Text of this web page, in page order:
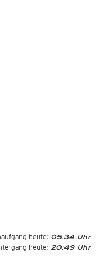
heute: 05:34 Uhr
heute: 20:49 Uhr